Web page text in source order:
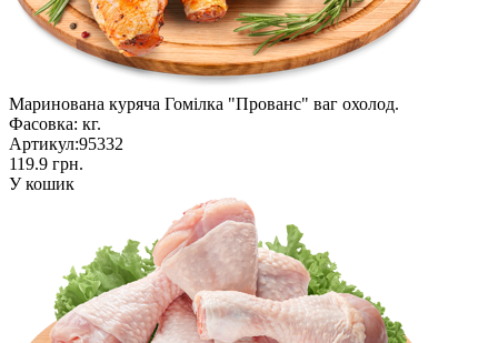
Маринована куряча Гомілка "Прованс" ваг охолод.
Фасовка: кг.
Артикул:95332
119.9 грн.
У кошик